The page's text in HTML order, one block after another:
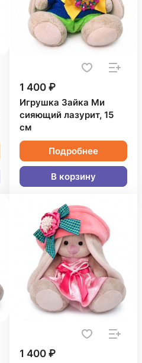
1 400 ₽
Игрушка Зайка Ми
сияющий лазурит, 15
см
Подробнее
В корзину
1 400 ₽